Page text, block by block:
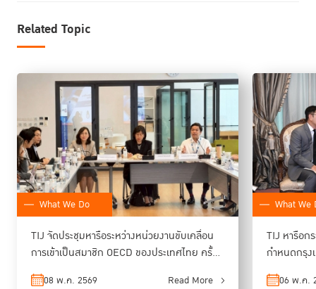
Related Topic
What We Do
TIJ จัดประชุมหารือระหว่างหน่วยงานขับเคลื่อน
การเข้าเป็นสมาชิก OECD ของประเทศไทย ครั้งที่
2
08 พ.ค. 2569 Read More
What We
TIJ หารือก
กำหนดกรุง
06 พ.ค.